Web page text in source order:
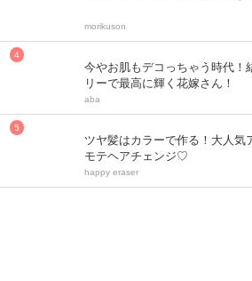
morikuson
今やお肌もデコっちゃう時代！
リーで最高に輝く花嫁さん！
aba
ツヤ髪はカラーで作る！大人気
モテヘアチェンジ♡
happy eraser